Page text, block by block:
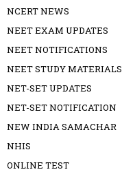
NCERT NEWS
NEET EXAM UPDATES
NEET NOTIFICATIONS
NEET STUDY MATERIALS
NET-SET UPDATES
NET-SET NOTIFICATION
NEW INDIA SAMACHAR
NHIS
ONLINE TEST